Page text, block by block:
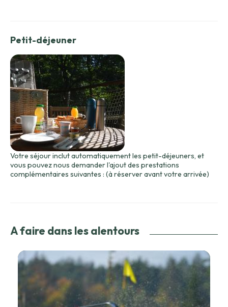
Petit-déjeuner
Votre séjour inclut automatiquement les petit-déjeuners, et
vous pouvez nous demander l'ajout des prestations
complémentaires suivantes : (à réserver avant votre arrivée)
A faire dans les alentours